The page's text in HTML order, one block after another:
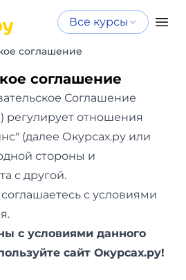
Все курсы
соглашение
соглашение
Соглашение
регулирует отношения
(далее Окурсах.ру или
стороны и
с другой.
с условиями
с условиями данного
сайт Окурсах.ру!
по
по нейросетям